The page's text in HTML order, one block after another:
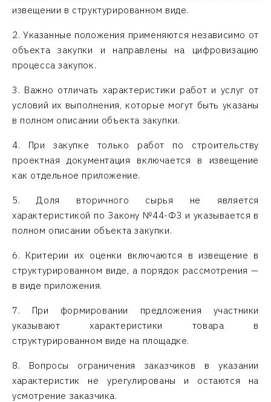
извещении в структурированном виде.
2. Указанные положения применяются независимо от
объекта закупки и направлены на цифровизацию
процесса закупок.
3. Важно отличать характеристики работ и услуг от
условий их выполнения, которые могут быть указаны
в полном описании объекта закупки.
4. При закупке только работ по строительству
проектная документация включается в извещение
как отдельное приложение.
5. Доля вторичного сырья не является
характеристикой по Закону №44-ФЗ и указывается в
полном описании объекта закупки.
6. Критерии их оценки включаются в извещение в
структурированном виде, а порядок рассмотрения —
в виде приложения.
7. При формировании предложения участники
указывают характеристики товара в
структурированном виде на площадке.
8. Вопросы ограничения заказчиков в указании
характеристик не урегулированы и остаются на
усмотрение заказчика.